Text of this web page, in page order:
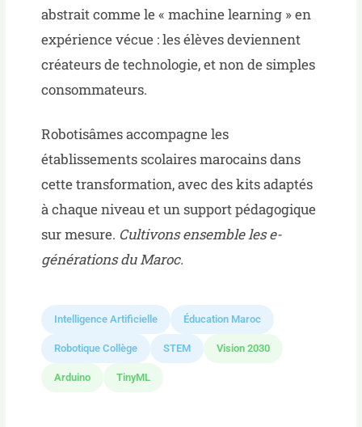
abstrait comme le « machine learning » en
expérience vécue : les élèves deviennent
créateurs de technologie, et non de simples
consommateurs.
Robotisâmes accompagne les
établissements scolaires marocains dans
cette transformation, avec des kits adaptés
à chaque niveau et un support pédagogique
sur mesure. Cultivons ensemble les e-
générations du Maroc.
Intelligence Artificielle Éducation Maroc
Robotique Collège STEM Vision 2030
Arduino TinyML